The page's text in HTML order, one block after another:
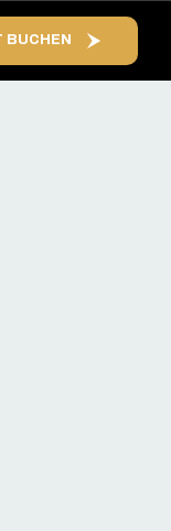
BUCHEN